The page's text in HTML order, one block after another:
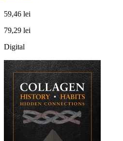
59,46 lei
79,29 lei
Digital